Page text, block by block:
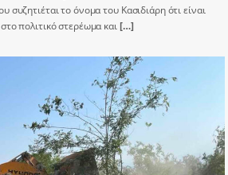
συζητιέται το όνομα του Κασιδιάρη ότι είναι
πολιτικό στερέωμα και[…]